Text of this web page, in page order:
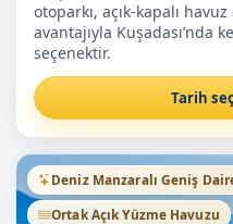
otoparkı, açık-kapalı
avantajıyla
seçenektir.
Tarih
Deniz Manzaralı Geniş
Ortak Açık Yüzme Havuzu